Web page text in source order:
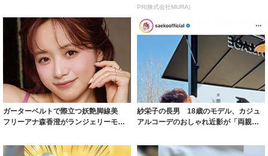
致」する方...
PR(株式会社MURA)
ガーターベルトで際立つ妖艶脚線美
フリーアナ森香澄がランジェリーモデ
紗栄子の長男 18歳のモデル、カジュ
アルコーデのおしゃれ近影が「両親の